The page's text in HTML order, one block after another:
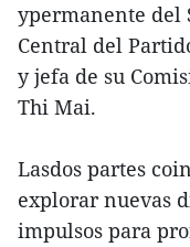
ypermanente del
Central del
y jefa de su
Thi Mai.
Lasdos partes
explorar nuevas
impulsos para